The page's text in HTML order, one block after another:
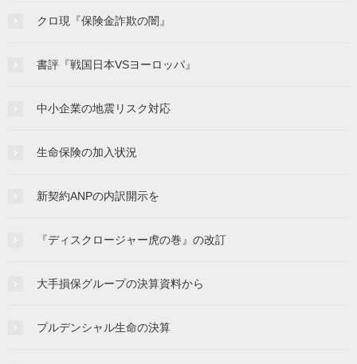
クロ現『保険金詐欺の闇』
書評『戦国日本VSヨーロッパ』
中小企業の地震リスク対応
生命保険の加入状況
新契約ANPの内訳開示を
『ディスクロージャー虎の巻』の改訂
大手損保グループの決算資料から
プルデンシャル生命の決算